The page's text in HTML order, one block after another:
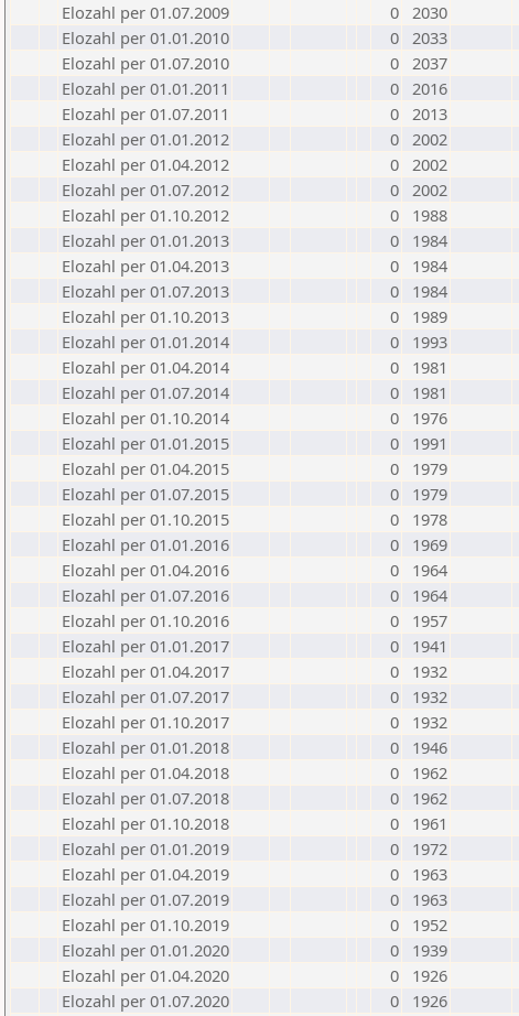
Elozahl per 01.07.2009
0 2030
Elozahl per 01.01.2010
0 2033
Elozahl per 01.07.2010
0 2037
Elozahl per 01.01.2011
0 2016
Elozahl per 01.07.2011
0 2013
Elozahl per 01.01.2012
0 2002
Elozahl per 01.04.2012
0 2002
Elozahl per 01.07.2012
0 2002
Elozahl per 01.10.2012
0
1988
Elozahl per 01.01.2013
0
1984
Elozahl per 01.04.2013
0
1984
Elozahl per 01.07.2013
0
1984
Elozahl per 01.10.2013
0
1989
Elozahl per 01.01.2014
0
1993
Elozahl per 01.04.2014
0
1981
Elozahl per 01.07.2014
0
1981
Elozahl per 01.10.2014
0
1976
Elozahl per 01.01.2015
0
1991
Elozahl per 01.04.2015
0
1979
Elozahl per 01.07.2015
0
1979
Elozahl per 01.10.2015
0
1978
Elozahl per 01.01.2016
0
1969
Elozahl per 01.04.2016
0
1964
Elozahl per 01.07.2016
0
1964
Elozahl per 01.10.2016
0
1957
Elozahl per 01.01.2017
0
1941
Elozahl per 01.04.2017
0
1932
Elozahl per 01.07.2017
0
1932
Elozahl per 01.10.2017
0
1932
Elozahl per 01.01.2018
0
1946
Elozahl per 01.04.2018
0
1962
Elozahl per 01.07.2018
0
1962
Elozahl per 01.10.2018
0
1961
Elozahl per 01.01.2019
0
1972
Elozahl per 01.04.2019
0
1963
Elozahl per 01.07.2019
0
1963
Elozahl per 01.10.2019
0
1952
Elozahl per 01.01.2020
0
1939
Elozahl per 01.04.2020
0
1926
Elozahl per 01.07.2020
0
1926